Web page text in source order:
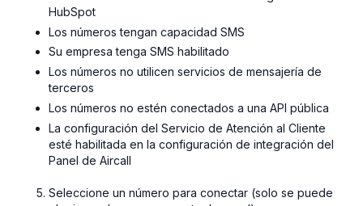
HubSpot
Los números tengan capacidad SMS
Su empresa tenga SMS habilitado
Los números no utilicen servicios de mensajería de
terceros
Los números no estén conectados a una API pública
La configuración del Servicio de Atención al Cliente
esté habilitada en la configuración de integración del
Panel de Aircall
Seleccione un número para conectar (solo se puede